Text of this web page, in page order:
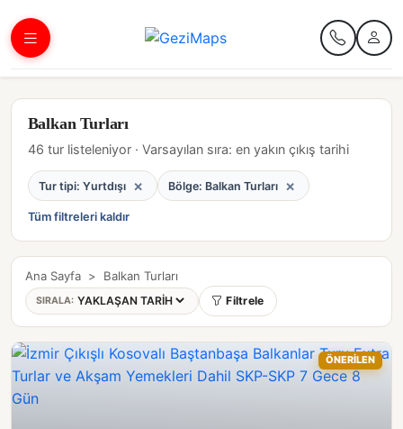
Balkan Turları
46 tur listeleniyor · Varsayılan sıra: en yakın çıkış tarihi
Tur tipi: Yurtdışı × Bölge: Balkan Turları ×
Tüm filtreleri kaldır
Ana Sayfa > Balkan Turları
SIRALA: Filtrele
ÖNERİLEN